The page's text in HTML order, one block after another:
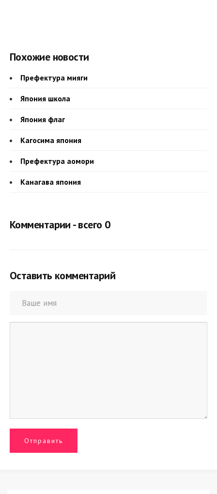
Похожие новости
Префектура мияги
Япония школа
Япония флаг
Кагосима япония
Префектура аомори
Канагава япония
Комментарии - всего 0
Оставить комментарий